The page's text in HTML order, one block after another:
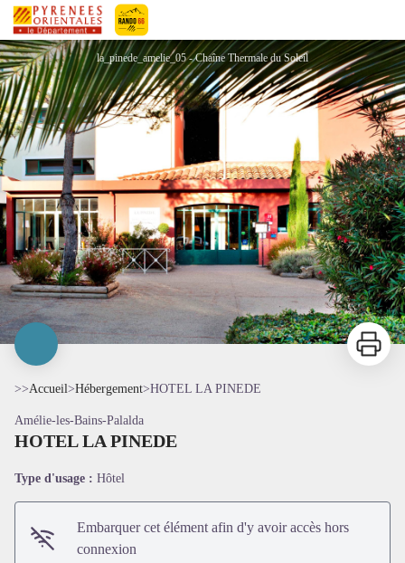
Pyrénées-Orientales Le Département
HOTEL LA PINEDE
la_pinede_amelie_05 - Chaîne Thermale du Soleil
Voir l'image en plein écran
Imprimer
>>Accueil>Hébergement>HOTEL LA PINEDE
Amélie-les-Bains-Palalda
HOTEL LA PINEDE
Type d'usage : Hôtel
Embarquer cet élément afin d'y avoir accès hors
connexion